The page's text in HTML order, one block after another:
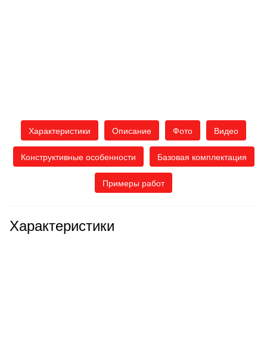
Характеристики Описание Фото Видео
Конструктивные особенности Базовая комплектация
Примеры работ
Характеристики